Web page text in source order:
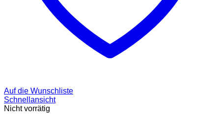
Auf die Wunschliste
Schnellansicht
Nicht vorrätig